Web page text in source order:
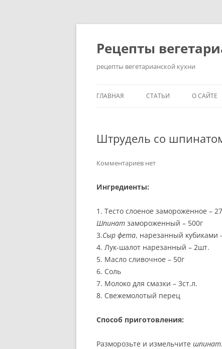
Перейти
Рецепты
рецепты вегетарианской кухни
ГЛАВНАЯ СТАТЬИ
ПРАВИЛЬНОЕ ПИТАНИЕ:
РЕКОМЕНДАЦИИ.
ПРАВИЛЬНОЕ ПИТАНИЕ:
ПИТАНИЕ: МИФ ИЛИ
О САЙТЕ
Штрудель со
Комментариев нет
Ингредиенты:
1. Тесто слоеное замороженное –
Шпинат замороженный – 500г
3.Сыр фета, нарезанный кубиками
4. Лук-шалот нарезанный – 2шт.
5. Масло сливочное – 50г
6. Соль
7. Молоко для смазки – 3ст.л.
8. Свежемолотый перец
Способ приготовления:
Разморозьте и измельчите шпинат.